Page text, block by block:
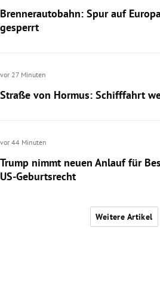
Brennerautobahn: Spur auf
gesperrt
vor 27 Minuten
Straße von Hormus: Schifffahrt
vor 44 Minuten
Trump nimmt neuen Anlauf für
US-Geburtsrecht
Weitere Artikel